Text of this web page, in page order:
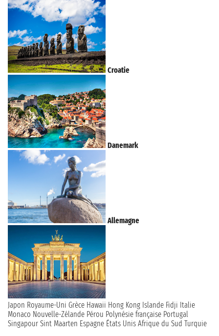
Croatie
Danemark
Allemagne
Japon Royaume-Uni Grèce Hawaii Hong Kong Islande Fidji Italie
Monaco Nouvelle-Zélande Pérou Polynésie française Portugal
Singapour Sint Maarten Espagne États Unis Afrique du Sud Turquie